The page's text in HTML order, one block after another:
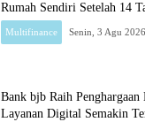
Rumah Sendiri Setelah 14
Multifinance
Bank bjb Raih
Layanan Digital Semakin